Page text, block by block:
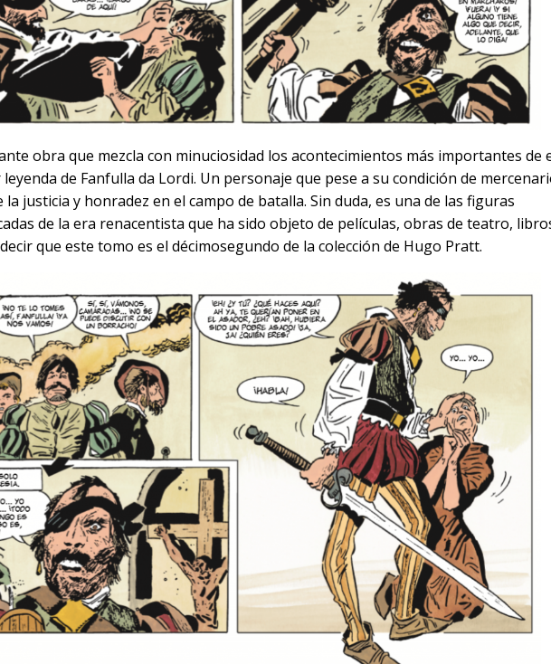
obra que mezcla con minuciosidad los acontecimientos más importantes de
de Fanfulla da Lordi. Un personaje que pese a su condición de
justicia y honradez en el campo de batalla. Sin duda, es una de las figuras
de la era renacentista que ha sido objeto de películas, obras de teatro,
que este tomo es el décimosegundo de la colección de Hugo Pratt.